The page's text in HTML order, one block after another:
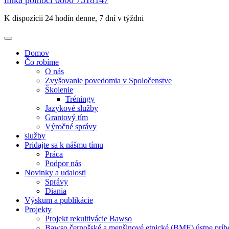
K dispozícii 24 hodín denne, 7 dní v týždni
Domov
Čo robíme
O nás
Zvyšovanie povedomia v Spoločenstve
Školenie
Tréningy
Jazykové služby
Grantový tím
Výročné správy
služby
Pridajte sa k nášmu tímu
Práca
Podpor nás
Novinky a udalosti
Správy
Diania
Výskum a publikácie
Projekty
Projekt rekultivácie Bawso